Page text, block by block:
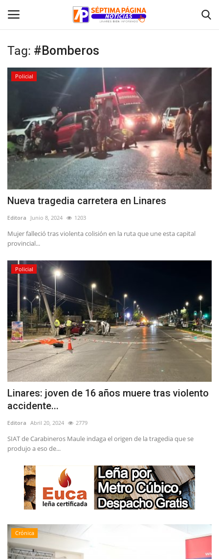
Inicio
Policial
Tribunales
Deporte
Política
Espectáculos
Tag: #Bomberos
Policial
Nueva tragedia carretera en Linares
Editora Junio 8, 2024 1203
Mujer falleció tras violenta colisión en la ruta que une esta capital
provincial...
Policial
Linares: joven de 16 años muere tras violento
accidente...
Editora Abril 20, 2024 2779
SIAT de Carabineros Maule indaga el origen de la tragedia que se
produjo a eso de...
Crónica